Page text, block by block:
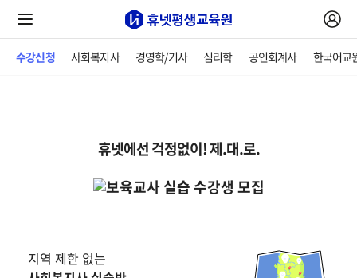
휴넷에선 걱정없이! 제.대.로.
지역 제한 없는
수강신청 사회복지사 경영학/기사 심리학 공인회계사 한국어교